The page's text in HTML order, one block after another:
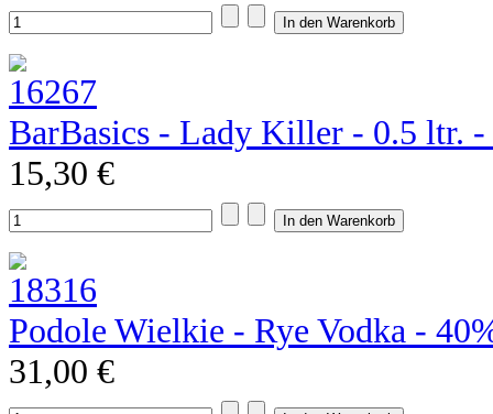
BarBasics - Lady Killer - 0.5 ltr. -
15,30 €
Podole Wielkie - Rye Vodka -
31,00 €